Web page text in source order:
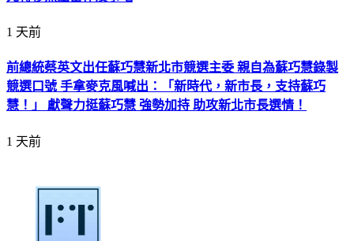
1 天前
前總統蔡英文出任蘇巧慧新北市競選主委 親自為蘇巧慧錄製
競選口號 手拿麥克風喊出：「新時代，新市長，支持蘇巧
慧！」 獻聲力挺蘇巧慧 強勢加持 助攻新北市長選情！
1 天前